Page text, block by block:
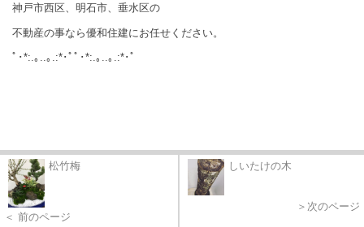
神戸市西区、明石市、垂水区の
不動産の事なら優和住建にお任せください。
ﾟ･*:.｡..｡.:*･ﾟﾟ･*:.｡..｡.:*･ﾟ
松竹梅
＜ 前のページ
しいたけの木
＞次のページ